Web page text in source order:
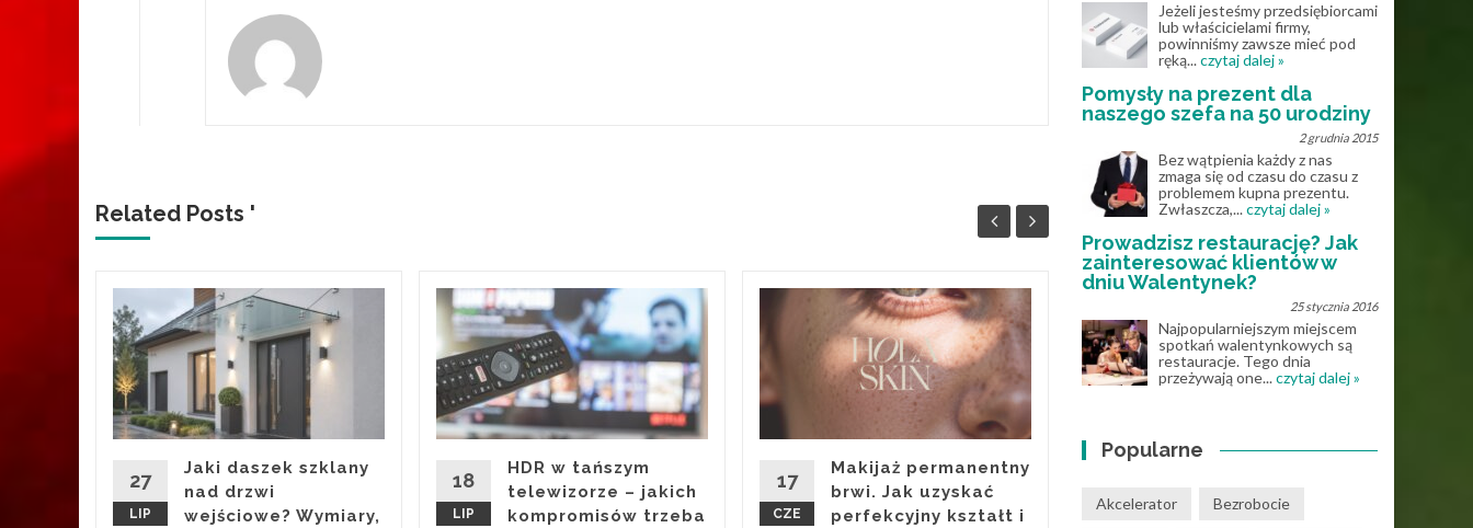
Related Posts '
27
LIP
Jaki daszek szklany
nad drzwi
wejściowe? Wymiary,
18
LIP
HDR w tańszym
telewizorze – jakich
kompromisów trzeba
17
CZE
Makijaż permanentny
brwi. Jak uzyskać
perfekcyjny kształt i
21
LUT
Strona inwestycji
jako realne
narzędzie sprzedaży:
jak deweloperzy
przewagę w sieci
zwolnił. Zmienił tylko
Jeżeli jesteśmy przedsiębiorcami
lub właścicielami firmy,
powinniśmy zawsze mieć pod
ręką...czytaj dalej »
Pomysły na prezent dla
naszego szefa na 50 urodziny
2 grudnia 2015
Bez wątpienia każdy z nas
zmaga się od czasu do czasu z
problemem kupna prezentu.
Zwłaszcza,...czytaj dalej »
Prowadzisz restaurację? Jak
zainteresować klientów w
dniu Walentynek?
25 stycznia 2016
Najpopularniejszym miejscem
spotkań walentynkowych są
restauracje. Tego dnia
przeżywają one...czytaj dalej »
Popularne
Akcelerator Bezrobocie